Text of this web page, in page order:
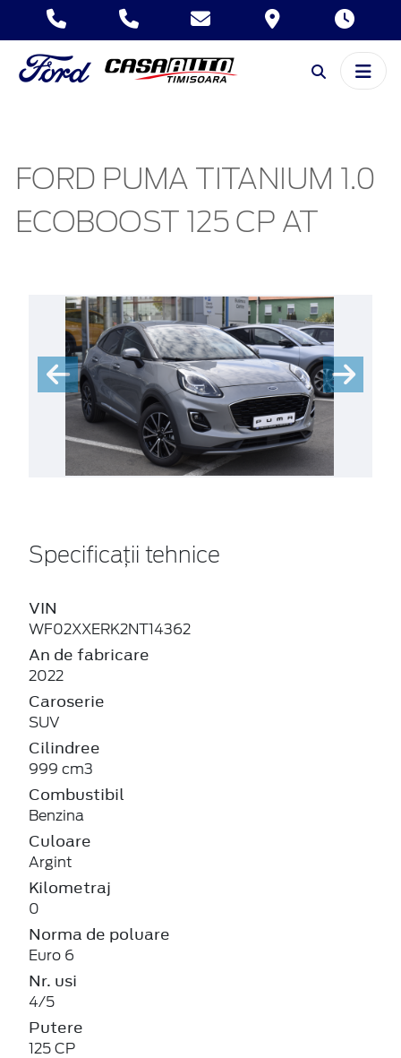
FORD PUMA TITANIUM 1.0
ECOBOOST 125 CP AT
Specificații tehnice
VIN
WF02XXERK2NT14362
An de fabricare
2022
Caroserie
SUV
Cilindree
999 cm3
Combustibil
Benzina
Culoare
Argint
Kilometraj
0
Norma de poluare
Euro 6
Nr. usi
4/5
Putere
125 CP